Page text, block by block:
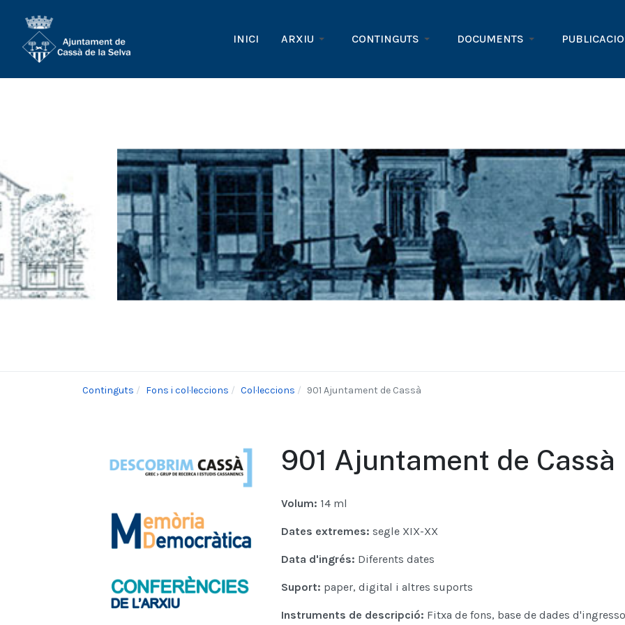
INICI ARXIU CONTINGUTS DOCUMENTS
Continguts Fons i col·leccions Col·leccions 901 Ajuntament de Cassà
901 Ajuntament de Cassà
Volum: 14 ml
Dates extremes: segle XIX-XX
Data d'ingrés: Diferents dates
Suport: paper, digital i altres suports
Instruments de descripció: Fitxa de fons, base de dades